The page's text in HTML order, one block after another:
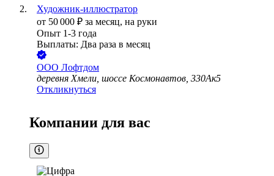
Художник-иллюстратор
от 50 000 ₽ за месяц, на руки
Опыт 1-3 года
Выплаты: Два раза в месяц
ООО Лофтдом
деревня Хмели, шоссе Космонавтов, 330Ак5
Откликнуться
Компании для вас